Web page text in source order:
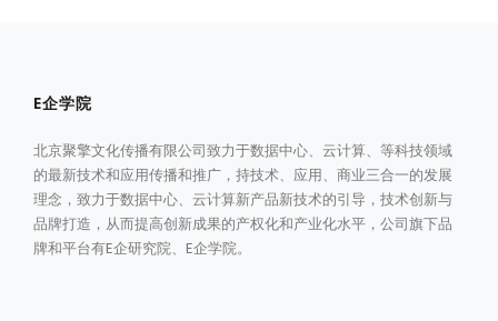
E企学院
北京聚擎文化传播有限公司致力于数据中心、云计算、等科技领域
的最新技术和应用传播和推广，持技术、应用、商业三合一的发展
理念，致力于数据中心、云计算新产品新技术的引导，技术创新与
品牌打造，从而提高创新成果的产权化和产业化水平，公司旗下品
牌和平台有E企研究院、E企学院。